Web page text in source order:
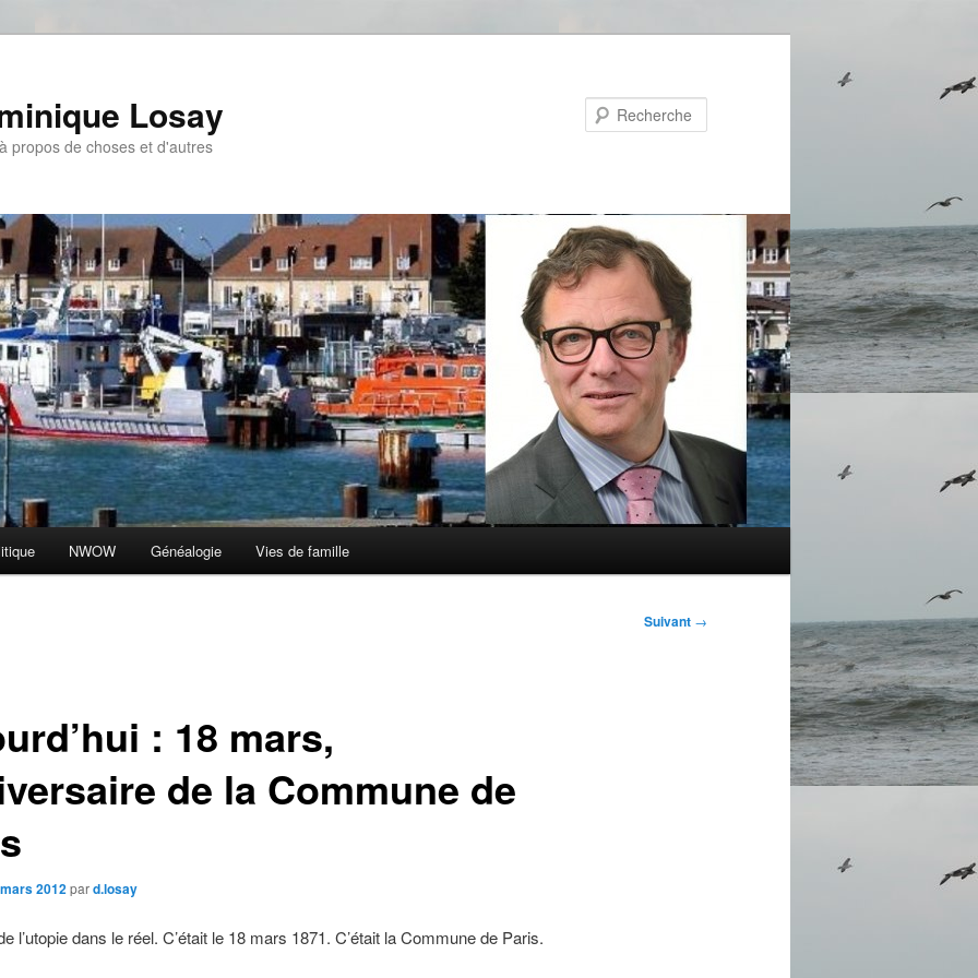
Losay
propos de choses et d'autres
NWOW Généalogie Vies de famille
Suivant →
: 18 mars,
de la Commune de
2012pard.losay
l’utopie dans le réel. C’était le 18 mars 1871. C’était la Commune de Paris.